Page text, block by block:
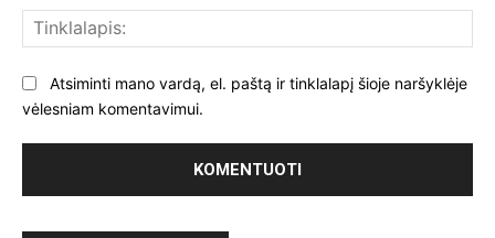
Atsiminti mano vardą, el. paštą ir tinklalapį šioje naršyklėje
vėlesniam komentavimui.